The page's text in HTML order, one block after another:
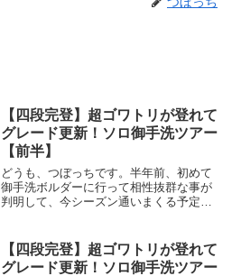
【四段完登】超ゴワトリが登れて
グレード更新！ソロ御手洗ツアー
【前半】
どうも、つぼっちです。半年前、初めて
御手洗ボルダーに行って相性抜群な事が
判明して、今シーズン通いまくる予定で
ㅂ•́)و✧25℃くらいでゴワトリ(三段)が登れ
て...
【四段完登】超ゴワトリが登れて
グレード更新！ソロ御手洗ツアー